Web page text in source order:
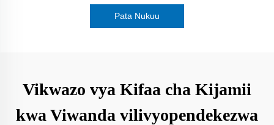
Pata Nukuu
Vikwazo vya Kifaa cha Kijamii
kwa Viwanda vilivyopendekezwa